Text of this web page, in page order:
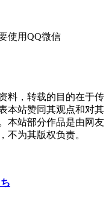
使用QQ微信
料，转载的目的在于传
本站赞同其观点和对其
本站部分作品是由网友
不为其版权负责。